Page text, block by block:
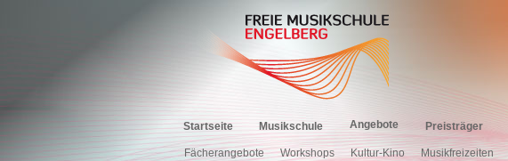
Startseite Musikschule Angebote Preisträger
Fächerangebote Workshops Kultur-Kino Musikfreizeiten